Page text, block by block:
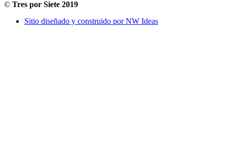
© Tres por Siete 2019
Sitio diseñado y construido por NW Ideas